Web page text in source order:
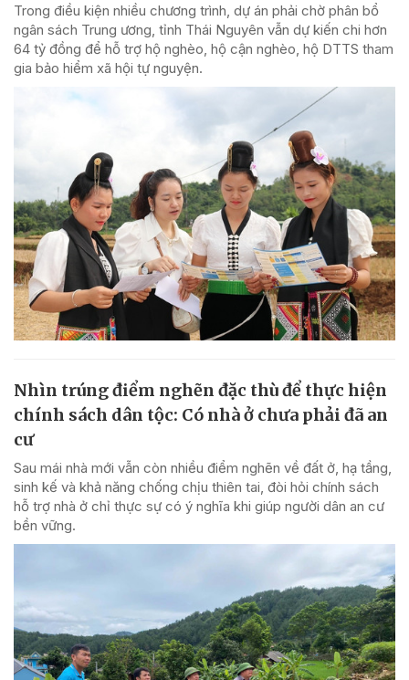
Trong điều kiện nhiều chương trình, dự án phải chờ phân bổ
ngân sách Trung ương, tỉnh Thái Nguyên vẫn dự kiến chi hơn
64 tỷ đồng để hỗ trợ hộ nghèo, hộ cận nghèo, hộ DTTS tham
gia bảo hiểm xã hội tự nguyện.
Nhìn trúng điểm nghẽn đặc thù để thực hiện
chính sách dân tộc: Có nhà ở chưa phải đã an
cư
Sau mái nhà mới vẫn còn nhiều điểm nghẽn về đất ở, hạ tầng,
sinh kế và khả năng chống chịu thiên tai, đòi hỏi chính sách
hỗ trợ nhà ở chỉ thực sự có ý nghĩa khi giúp người dân an cư
bền vững.